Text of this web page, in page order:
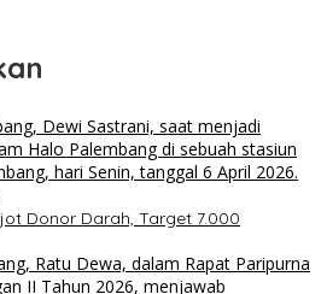
Donor Darah, Target 7.000